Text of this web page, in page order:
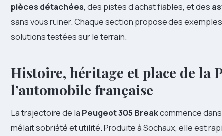
pièces détachées, des pistes d’achat fiables, et des
sans vous ruiner. Chaque section propose des
solutions testées sur le terrain.
Histoire, héritage et place de la
l’automobile française
La trajectoire de la Peugeot 305 Breakcommence
mêlait sobriété et utilité. Produite à Sochaux, elle est